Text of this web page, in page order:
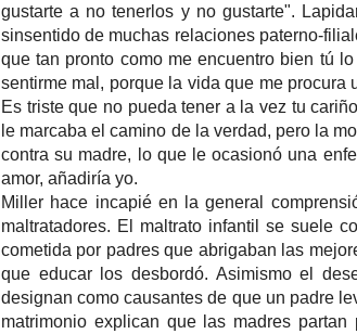
gustarte a no tenerlos y no gustarte".
sinsentido de muchas relaciones paterno-
que tan pronto como me encuentro bien tú
sentirme mal, porque la vida que me procura
Es triste que no pueda tener a la vez tu
le marcaba el camino de la verdad, pero la
contra su madre, lo que le ocasionó una
amor, añadiría yo.
Miller hace incapié en la general
maltratadores. El maltrato infantil se suele
cometida por padres que abrigaban las
que educar los desbordó. Asimismo el
designan como causantes de que un padre
matrimonio explican que las madres